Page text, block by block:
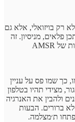
רק בויזואלי, אלא גם
פלאים, מניסיון. זה
יכול לנוע מסשן משעמם ולא ברור לרמות אינטימיות של AMSR
כך שמו פס על עניין
מצידי תהיו בטלפון
ולהבין את האנרגיה
ברורים. הבעות
ת׳מצלמה.